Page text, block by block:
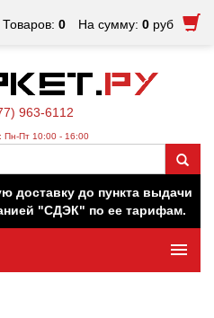
Товаров: 0 На сумму: 0 руб
963-6112
Пн-Пт 10:00 - 16:00
вас в обычном режиме. Все
доставку до пункта выдачи
"СДЭК" по ее тарифам.